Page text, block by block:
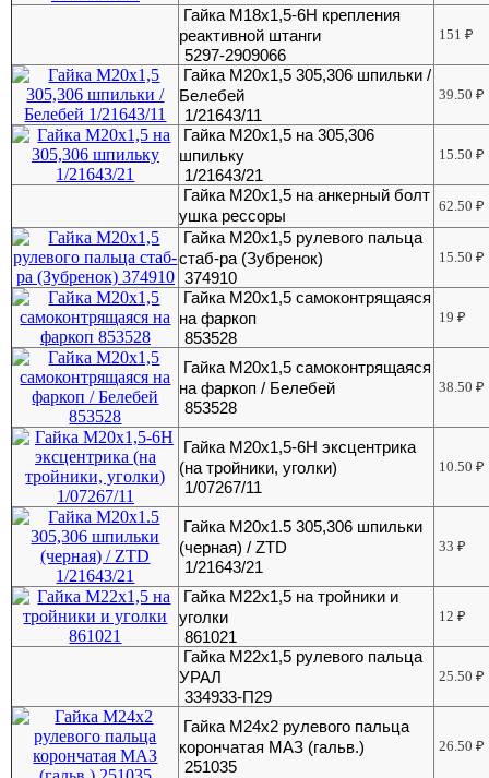
Гайка М18х1,5-6Н крепления
реактивной штанги
5297-2909066
151₽
Гайка М20х1,5 305,306 шпильки /
Белебей
1/21643/11
39.50₽
Гайка М20х1,5 на 305,306
шпильку
1/21643/21
15.50₽
Гайка М20х1,5 на анкерный болт
ушка рессоры
62.50₽
Гайка М20х1,5 рулевого пальца
стаб-ра (Зубренок)
374910
15.50₽
Гайка М20х1,5 самоконтрящаяся
на фаркоп
853528
19₽
Гайка М20х1,5 самоконтрящаяся
на фаркоп / Белебей
853528
38.50₽
Гайка М20х1,5-6Н эксцентрика
(на тройники, уголки)
1/07267/11
10.50₽
Гайка М20х1.5 305,306 шпильки
(черная) / ZTD
1/21643/21
33₽
Гайка М22х1,5 на тройники и
уголки
861021
12₽
Гайка М22х1,5 рулевого пальца
УРАЛ
334933-П29
25.50₽
Гайка М24х2 рулевого пальца
корончатая МАЗ (гальв.)
251035
26.50₽